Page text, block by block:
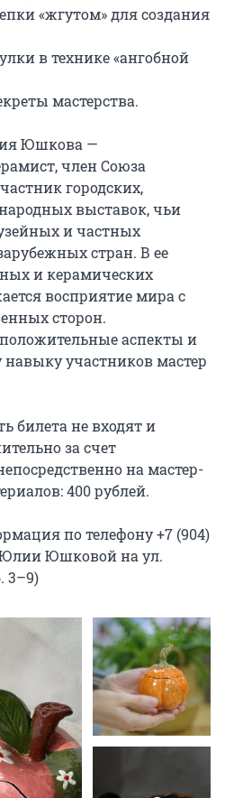
«жгутом» для создания
в технике «ангобной
мастерства.
Юшкова —
член Союза
городских,
выставок, чьи
и частных
стран. В ее
и керамических
восприятие мира с
сторон.
аспекты и
участников мастер
билета не входят и
за счет
на мастер-
400 рублей.
по телефону +7 (904)
Юлии Юшковой на ул.
3–9)